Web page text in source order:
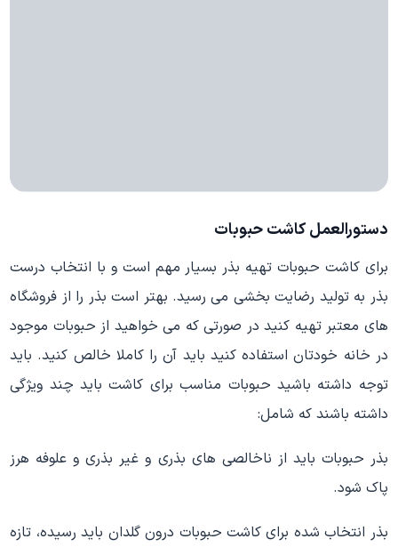
دستورالعمل کاشت حبوبات
برای کاشت حبوبات تهیه بذر بسیار مهم است و با انتخاب درست
بذر به تولید رضایت بخشی می رسید. بهتر است بذر را از فروشگاه
های معتبر تهیه کنید در صورتی که می خواهید از حبوبات موجود
در خانه خودتان استفاده کنید باید آن را کاملا خالص کنید. باید
توجه داشته باشید حبوبات مناسب برای کاشت باید چند ویژگی
داشته باشند که شامل:
بذر حبوبات باید از ناخالصی های بذری و غیر بذری و علوفه هرز
پاک شود.
بذر انتخاب شده برای کاشت حبوبات درون گلدان باید رسیده، تازه